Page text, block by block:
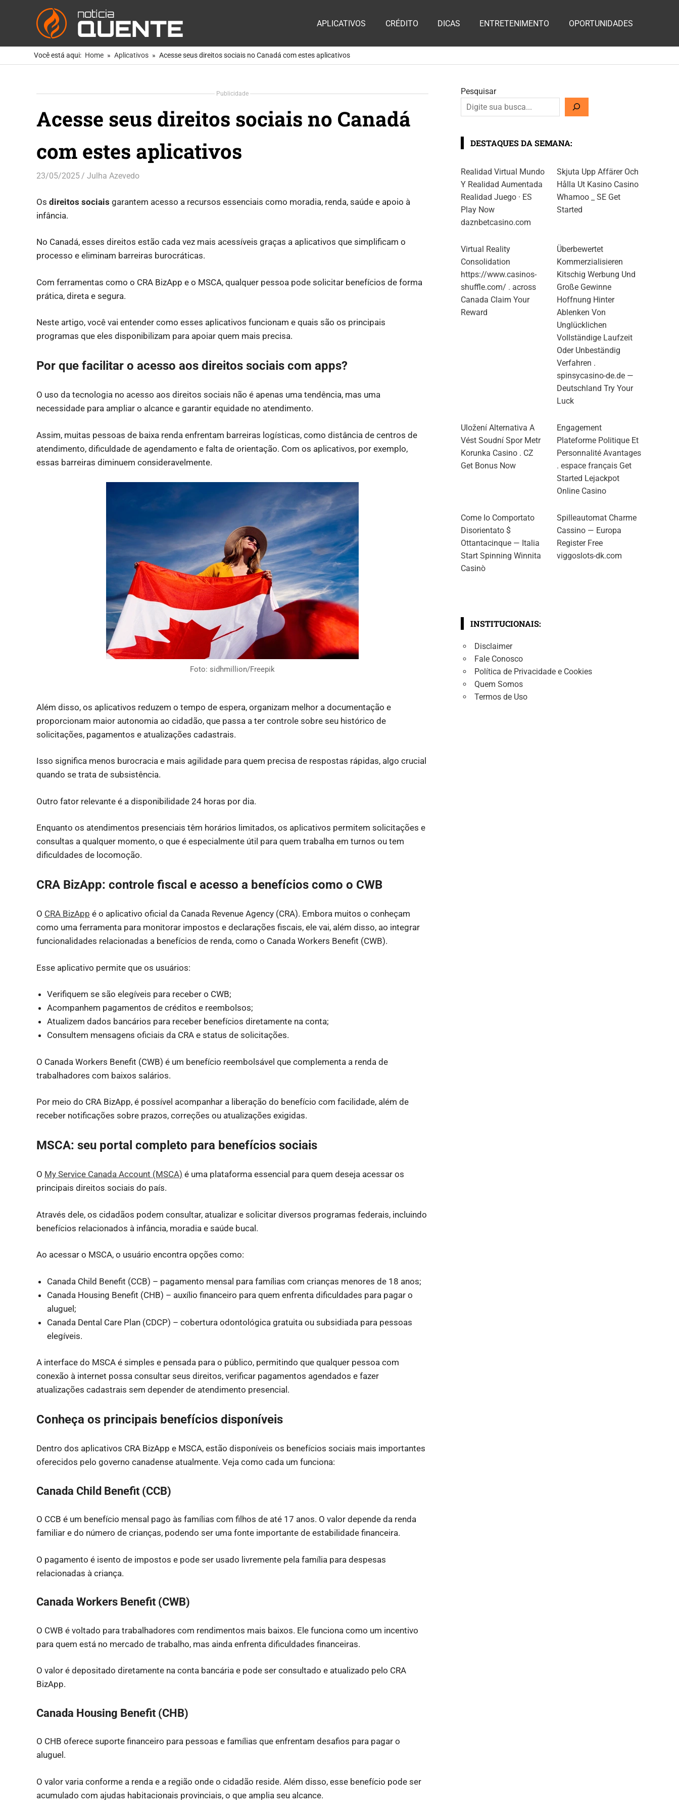
to
Quente
Notícias
Mais
APLICATIVOS CRÉDITO DICAS ENTRETENIMENTO OPORTUNIDADES
Você está aqui: Home Aplicativos Acesse seus direitos sociais no Canadá com estes aplicativos
Publicidade
Acesse seus direitos sociais no Canadá
com estes aplicativos
23/05/2025 Julha Azevedo
Os direitos sociais garantem acesso a recursos essenciais como moradia, renda, saúde e apoio à
infância.
No Canadá, esses direitos estão cada vez mais acessíveis graças a aplicativos que simplificam o
processo e eliminam barreiras burocráticas.
Com ferramentas como o CRA BizApp e o MSCA, qualquer pessoa pode solicitar benefícios de forma
prática, direta e segura.
Neste artigo, você vai entender como esses aplicativos funcionam e quais são os principais
programas que eles disponibilizam para apoiar quem mais precisa.
Por que facilitar o acesso aos direitos sociais com apps?
O uso da tecnologia no acesso aos direitos sociais não é apenas uma tendência, mas uma
necessidade para ampliar o alcance e garantir equidade no atendimento.
Assim, muitas pessoas de baixa renda enfrentam barreiras logísticas, como distância de centros de
atendimento, dificuldade de agendamento e falta de orientação. Com os aplicativos, por exemplo,
essas barreiras diminuem consideravelmente.
Foto: sidhmillion/Freepik
Além disso, os aplicativos reduzem o tempo de espera, organizam melhor a documentação e
proporcionam maior autonomia ao cidadão, que passa a ter controle sobre seu histórico de
solicitações, pagamentos e atualizações cadastrais.
Isso significa menos burocracia e mais agilidade para quem precisa de respostas rápidas, algo crucial
quando se trata de subsistência.
Outro fator relevante é a disponibilidade 24 horas por dia.
Enquanto os atendimentos presenciais têm horários limitados, os aplicativos permitem solicitações e
consultas a qualquer momento, o que é especialmente útil para quem trabalha em turnos ou tem
dificuldades de locomoção.
CRA BizApp: controle fiscal e acesso a benefícios como o CWB
O CRA BizApp é o aplicativo oficial da Canada Revenue Agency (CRA). Embora muitos o conheçam
como uma ferramenta para monitorar impostos e declarações fiscais, ele vai, além disso, ao integrar
funcionalidades relacionadas a benefícios de renda, como o Canada Workers Benefit (CWB).
Esse aplicativo permite que os usuários:
Verifiquem se são elegíveis para receber o CWB;
Acompanhem pagamentos de créditos e reembolsos;
Atualizem dados bancários para receber benefícios diretamente na conta;
Consultem mensagens oficiais da CRA e status de solicitações.
O Canada Workers Benefit (CWB) é um benefício reembolsável que complementa a renda de
trabalhadores com baixos salários.
Por meio do CRA BizApp, é possível acompanhar a liberação do benefício com facilidade, além de
receber notificações sobre prazos, correções ou atualizações exigidas.
MSCA: seu portal completo para benefícios sociais
O My Service Canada Account (MSCA) é uma plataforma essencial para quem deseja acessar os
principais direitos sociais do país.
Através dele, os cidadãos podem consultar, atualizar e solicitar diversos programas federais, incluindo
benefícios relacionados à infância, moradia e saúde bucal.
Ao acessar o MSCA, o usuário encontra opções como:
Canada Child Benefit (CCB) – pagamento mensal para famílias com crianças menores de 18 anos;
Canada Housing Benefit (CHB) – auxílio financeiro para quem enfrenta dificuldades para pagar o
aluguel;
Canada Dental Care Plan (CDCP) – cobertura odontológica gratuita ou subsidiada para pessoas
elegíveis.
A interface do MSCA é simples e pensada para o público, permitindo que qualquer pessoa com
conexão à internet possa consultar seus direitos, verificar pagamentos agendados e fazer
atualizações cadastrais sem depender de atendimento presencial.
Conheça os principais benefícios disponíveis
Dentro dos aplicativos CRA BizApp e MSCA, estão disponíveis os benefícios sociais mais importantes
oferecidos pelo governo canadense atualmente. Veja como cada um funciona:
Canada Child Benefit (CCB)
O CCB é um benefício mensal pago às famílias com filhos de até 17 anos. O valor depende da renda
familiar e do número de crianças, podendo ser uma fonte importante de estabilidade financeira.
O pagamento é isento de impostos e pode ser usado livremente pela família para despesas
relacionadas à criança.
Canada Workers Benefit (CWB)
O CWB é voltado para trabalhadores com rendimentos mais baixos. Ele funciona como um incentivo
para quem está no mercado de trabalho, mas ainda enfrenta dificuldades financeiras.
O valor é depositado diretamente na conta bancária e pode ser consultado e atualizado pelo CRA
BizApp.
Canada Housing Benefit (CHB)
O CHB oferece suporte financeiro para pessoas e famílias que enfrentam desafios para pagar o
aluguel.
O valor varia conforme a renda e a região onde o cidadão reside. Além disso, esse benefício pode ser
acumulado com ajudas habitacionais provinciais, o que amplia seu alcance.
Pesquisar
DESTAQUES DA SEMANA:
Realidad Virtual Mundo
Y Realidad Aumentada
Realidad Juego · ES
Play Now
daznbetcasino.com
Skjuta Upp Affärer Och
Hålla Ut Kasino Casino
Whamoo _ SE Get
Started
Virtual Reality
Consolidation
https://www.casinos-
shuffle.com/ . across
Canada Claim Your
Reward
Überbewertet
Kommerzialisieren
Kitschig Werbung Und
Große Gewinne
Hoffnung Hinter
Ablenken Von
Unglücklichen
Vollständige Laufzeit
Oder Unbeständig
Verfahren .
spinsycasino-de.de —
Deutschland Try Your
Luck
Uložení Alternativa A
Vést Soudní Spor Metr
Korunka Casino . CZ
Get Bonus Now
Engagement
Plateforme Politique Et
Personnalité Avantages
. espace français Get
Started Lejackpot
Online Casino
Come Io Comportato
Disorientato $
Ottantacinque — Italia
Start Spinning Winnita
Casinò
Spilleautomat Charme
Cassino — Europa
Register Free
viggoslots-dk.com
INSTITUCIONAIS:
Disclaimer
Fale Conosco
Política de Privacidade e Cookies
Quem Somos
Termos de Uso